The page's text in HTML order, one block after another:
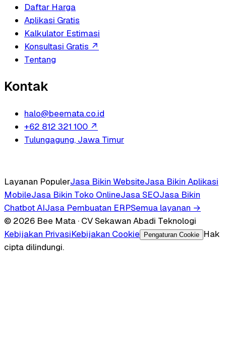
Daftar Harga
Aplikasi Gratis
Kalkulator Estimasi
Konsultasi Gratis ↗
Tentang
Kontak
halo@beemata.co.id
+62 812 321 100 ↗
Tulungagung, Jawa Timur
Layanan PopulerJasa Bikin WebsiteJasa Bikin Aplikasi
MobileJasa Bikin Toko OnlineJasa SEOJasa Bikin
Chatbot AIJasa Pembuatan ERPSemua layanan →
© 2026 Bee Mata · CV Sekawan Abadi Teknologi
Kebijakan PrivasiKebijakan Cookie Pengaturan Cookie
Hak
cipta dilindungi.